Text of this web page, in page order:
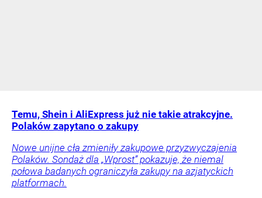
Temu, Shein i AliExpress już nie takie atrakcyjne.
Polaków zapytano o zakupy
Nowe unijne cła zmieniły zakupowe przyzwyczajenia
Polaków. Sondaż dla „Wprost” pokazuje, że niemal
połowa badanych ograniczyła zakupy na azjatyckich
platformach.